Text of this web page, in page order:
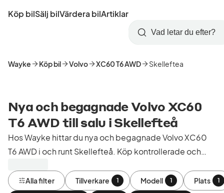
till
Startsida
Köp bilSälj bilVärdera bilArtiklar
Skapa
konto
Logga
in
Sök
Wayke Köp bil Volvo XC60 T6 AWD Skelleftea
Nya och begagnade Volvo XC60
T6 AWD till salu i Skellefteå
Hos Wayke hittar du nya och begagnade Volvo XC60
T6 AWD i och runt Skellefteå. Köp kontrollerade och
Alla filter Tillverkare 1 Modell 1 Plats 1